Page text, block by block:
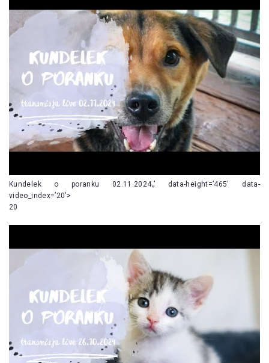
Kundelek o poranku 02.11.2024„’ data-height=’465′ data-
video_index=’20’>
20